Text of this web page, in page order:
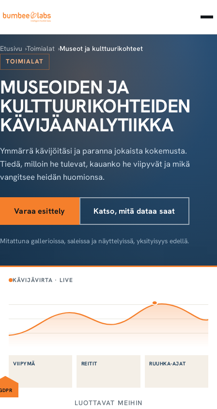
Etusivu Toimialat Museot ja kulttuurikohteet
TOIMIALAT
MUSEOIDEN JA
KULTTUURIKOHTEIDEN
KÄVIJÄANALYTIIKKA
Ymmärrä kävijöitäsi ja paranna jokaista kokemusta.
Tiedä, milloin he tulevat, kauanko he viipyvät ja mikä
vangitsee heidän huomionsa.
Varaa esittely Katso, mitä dataa saat
Mitattuna gallerioissa, saleissa ja näyttelyissä, yksityisyys edellä.
KÄVIJÄVIRTA · LIVE
VIIPYMÄ REITIT RUUHKA-AJAT
LUOTTAVAT MEIHIN